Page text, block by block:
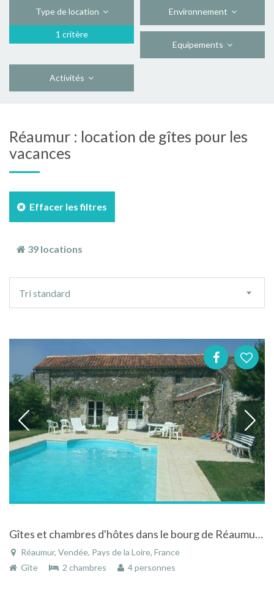
Type de location
1 critère
Environnement
Equipements
Activités
Réaumur : location de gîtes pour les
vacances
Effacer les filtres
39 locations
tri
Tri standard
Gîtes et chambres d'hôtes dans le bourg de Réaumur en Vendée
Réaumur, Vendée, Pays de la Loire, France
Gîte
2 chambres 4 personnes